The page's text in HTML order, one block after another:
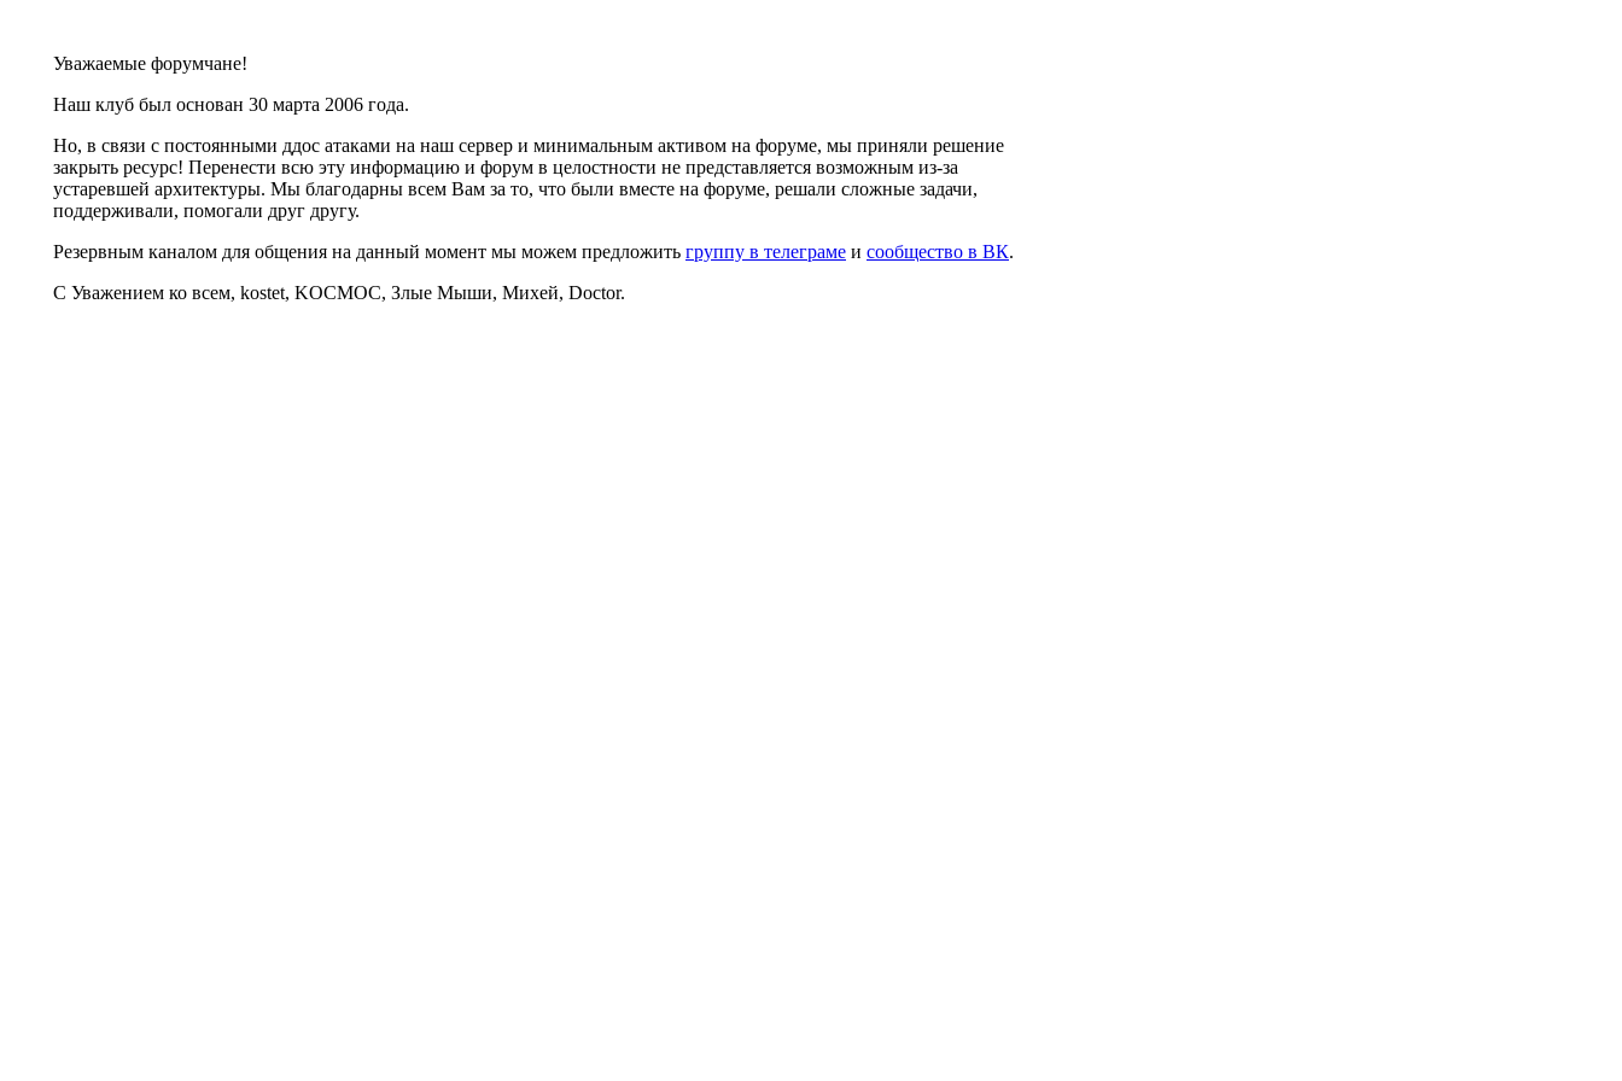
Уважаемые форумчане!
Наш клуб был основан 30 марта 2006 года.
Но, в связи с постоянными ддос атаками на наш сервер и минимальным активом на форуме, мы приняли решение
закрыть ресурс! Перенести всю эту информацию и форум в целостности не представляется возможным из-за
устаревшей архитектуры. Мы благодарны всем Вам за то, что были вместе на форуме, решали сложные задачи,
поддерживали, помогали друг другу.
Резервным каналом для общения на данный момент мы можем предложить группу в телеграме и сообщество в ВК.
С Уважением ко всем, kostet, KOCMOC, Злые Мыши, Михей, Doctor.